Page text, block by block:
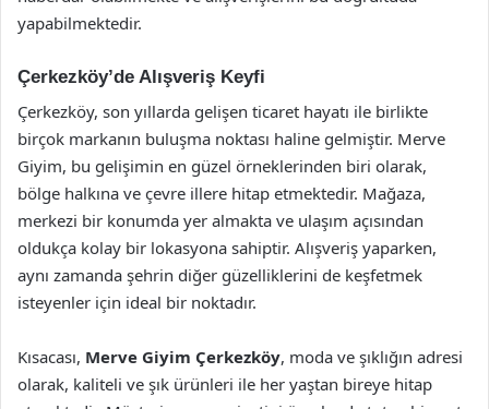
yapabilmektedir.
Çerkezköy’de Alışveriş Keyfi
Çerkezköy, son yıllarda gelişen ticaret hayatı ile birlikte
birçok markanın buluşma noktası haline gelmiştir. Merve
Giyim, bu gelişimin en güzel örneklerinden biri olarak,
bölge halkına ve çevre illere hitap etmektedir. Mağaza,
merkezi bir konumda yer almakta ve ulaşım açısından
oldukça kolay bir lokasyona sahiptir. Alışveriş yaparken,
aynı zamanda şehrin diğer güzelliklerini de keşfetmek
isteyenler için ideal bir noktadır.
Kısacası, Merve Giyim Çerkezköy, moda ve şıklığın adresi
olarak, kaliteli ve şık ürünleri ile her yaştan bireye hitap